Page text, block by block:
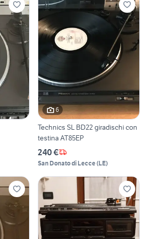
6
Technics SL BD22 giradischi con
testina AT85EP
240 €
San Donato di Lecce(LE)